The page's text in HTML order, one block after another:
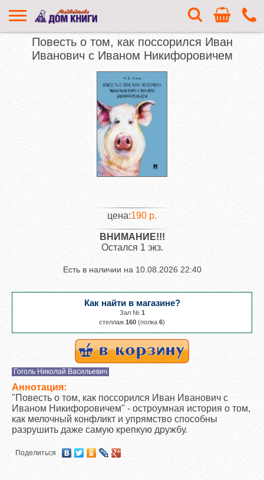
Повесть о том, как поссорился Иван
Иванович с Иваном Никифоровичем
Гоголь Николай Васильевич
Аннотация:
"Повесть о том, как поссорился Иван Иванович с
Иваном Никифоровичем" - остроумная история о том,
как мелочный конфликт и упрямство способны
разрушить даже самую крепкую дружбу.
Поделиться
цена:190 р.
ВНИМАНИЕ!!!
Остался 1 экз.
Есть в наличии на 10.08.2026 22:40
Как найти в магазине?
Зал № 1
cтеллаж 160 (полка 6)